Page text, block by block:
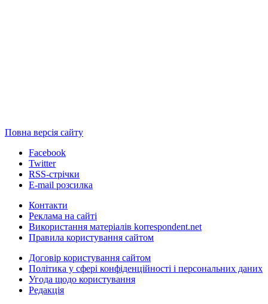
Повна версія сайту
Facebook
Twitter
RSS-стрічки
E-mail розсилка
Контакти
Реклама на сайті
Використання матеріалів korrespondent.net
Правила користування сайтом
Договір користування сайтом
Політика у сфері конфіденційності і персональних даних
Угода щодо користування
Редакція